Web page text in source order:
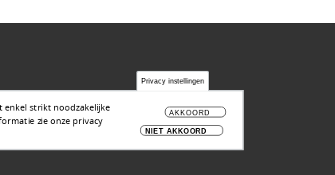
Privacy instellingen
enkel strikt noodzakelijke
zie onze privacy
AKKOORD
NIET AKKOORD